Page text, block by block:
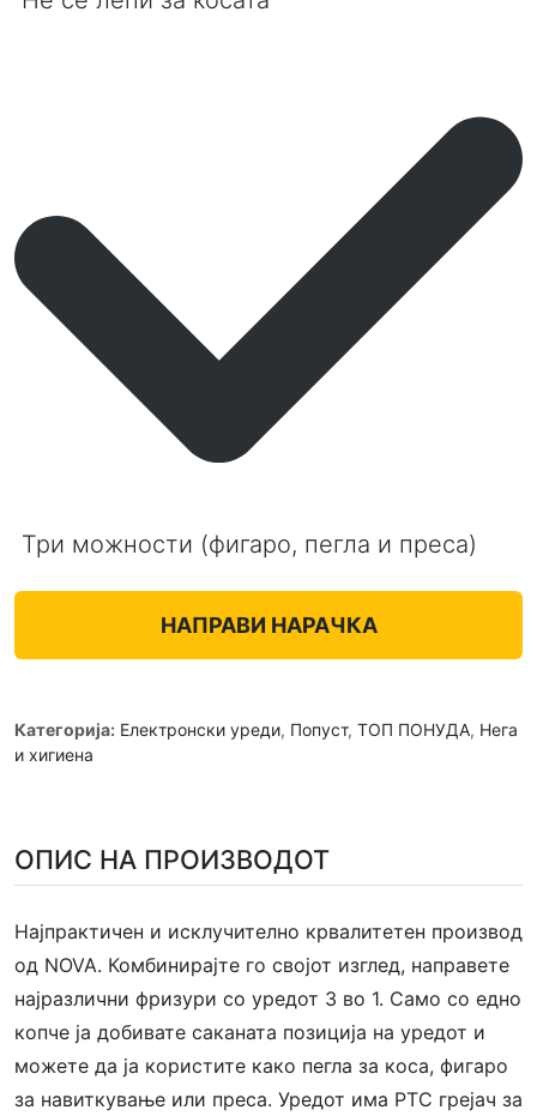
Три можности (фигаро, пегла и преса)
НАПРАВИ НАРАЧКА
Категорија: Електронски уреди, Попуст, ТОП ПОНУДА, Нега
и хигиена
ОПИС НА ПРОИЗВОДОТ
Најпрактичен и исклучително крвалитетен производ
од NOVA. Комбинирајте го својот изглед, направете
најразлични фризури со уредот 3 во 1. Само со едно
копче ја добивате саканата позиција на уредот и
можете да ја користите како пегла за коса, фигаро
за навиткување или преса. Уредот има РТС грејач за